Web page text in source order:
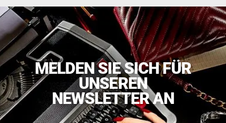
MELDEN SIE SICH FÜR
UNSEREN
NEWSLETTER AN